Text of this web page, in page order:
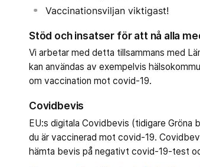
Vaccinationsviljan viktigast!
Stöd och insatser för att nå alla
Vi arbetar med detta tillsammans med
kan användas av exempelvis
om vaccination mot covid-19.
Covidbevis
EU:s digitala Covidbevis (tidigare
du är vaccinerad mot covid-19.
hämta bevis på negativt covid-19-test